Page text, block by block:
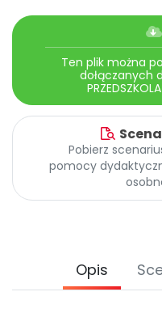
Ten plik można
dołączanych
Pobierz
pomocy
Opis